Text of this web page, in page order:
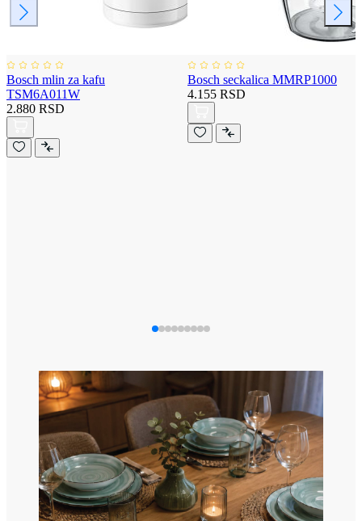
Bosch mlin za kafu
TSM6A011W
2.880 RSD
Bosch seckalica MMRP1000
4.155 RSD